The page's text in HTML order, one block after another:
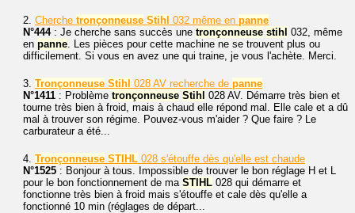
2. Cherche tronçonneuse Stihl 032 même en panne
N°444: Je cherche sans succès une tronçonneuse stihl 032, même
en panne. Les pièces pour cette machine ne se trouvent plus ou
difficilement. Si vous en avez une qui traine, je vous l'achète. Merci.
3. Tronçonneuse Stihl 028 AV recherche de panne
N°1411 : Problème tronçonneuse Stihl 028 AV. Démarre très bien et
tourne très bien à froid, mais à chaud elle répond mal. Elle cale et a dû
mal à trouver son régime. Pouvez-vous m'aider ? Que faire ? Le
carburateur a été...
4. Tronçonneuse STIHL 028 s'étouffe dès qu'elle est chaude
N°1525 : Bonjour à tous. Impossible de trouver le bon réglage H et L
pour le bon fonctionnement de ma STIHL 028 qui démarre et
fonctionne très bien à froid mais s'étouffe et cale dès qu'elle a
fonctionné 10 min (réglages de départ...